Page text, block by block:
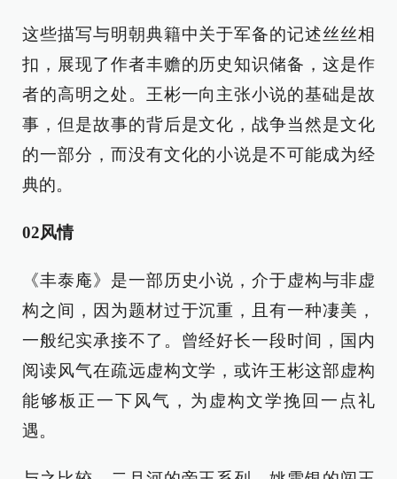
这些描写与明朝典籍中关于军备的记述丝丝相
扣，展现了作者丰赡的历史知识储备，这是作
者的高明之处。王彬一向主张小说的基础是故
事，但是故事的背后是文化，战争当然是文化
的一部分，而没有文化的小说是不可能成为经
典的。
02风情
《丰泰庵》是一部历史小说，介于虚构与非虚
构之间，因为题材过于沉重，且有一种凄美，
一般纪实承接不了。曾经好长一段时间，国内
阅读风气在疏远虚构文学，或许王彬这部虚构
能够板正一下风气，为虚构文学挽回一点礼
遇。